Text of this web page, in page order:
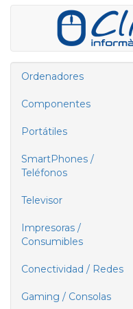
Ordenadores
Componentes
Portátiles
SmartPhones /
Teléfonos
Televisor
Impresoras /
Consumibles
Conectividad / Redes
Gaming / Consolas